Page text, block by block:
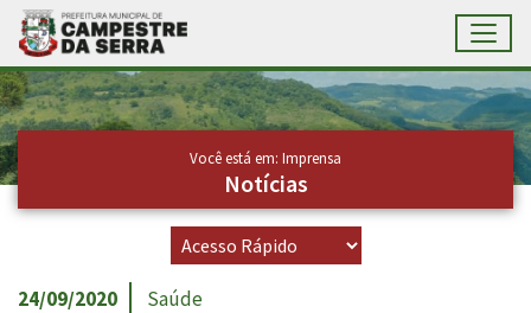
Ir para conteúdo principal
Conteúdo Principal
Você está em: Imprensa
Notícias
24/09/2020 Saúde